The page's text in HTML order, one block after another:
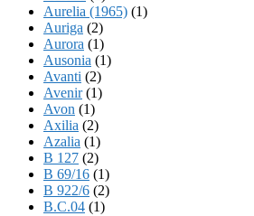
Aurelia (1965) (1)
Auriga (2)
Aurora (1)
Ausonia (1)
Avanti (2)
Avenir(1)
Avon (1)
Axilia (2)
Azalia (1)
B 127 (2)
B 69/16 (1)
B 922/6 (2)
B.C.04 (1)